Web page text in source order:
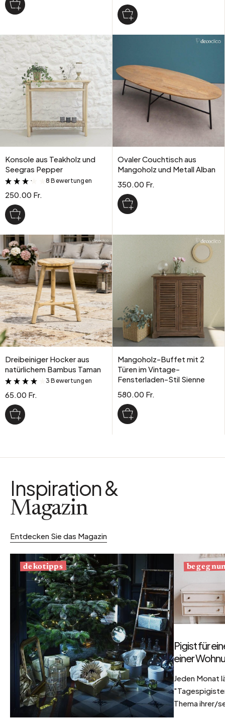
Konsole aus Teakholz und
Seegras Pepper
&
8 Bewertungen
250.00 Fr.
Ovaler Couchtisch aus
Mangoholz und Metall Alban
350.00 Fr.
Dreibeiniger Hocker aus
natürlichem Bambus Taman
&
3 Bewertungen
65.00 Fr.
Mangoholz-Buffet mit 2
Türen im Vintage-
Fensterladen-Stil Sienne
580.00 Fr.
Inspiration &
Magazin
Entdecken Sie das Magazin
dekotipps
Pigist für
einer
Jeden Monat
Thema ihrer/